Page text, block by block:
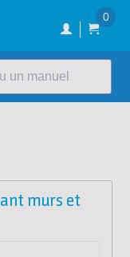
0
un manuel
murs et